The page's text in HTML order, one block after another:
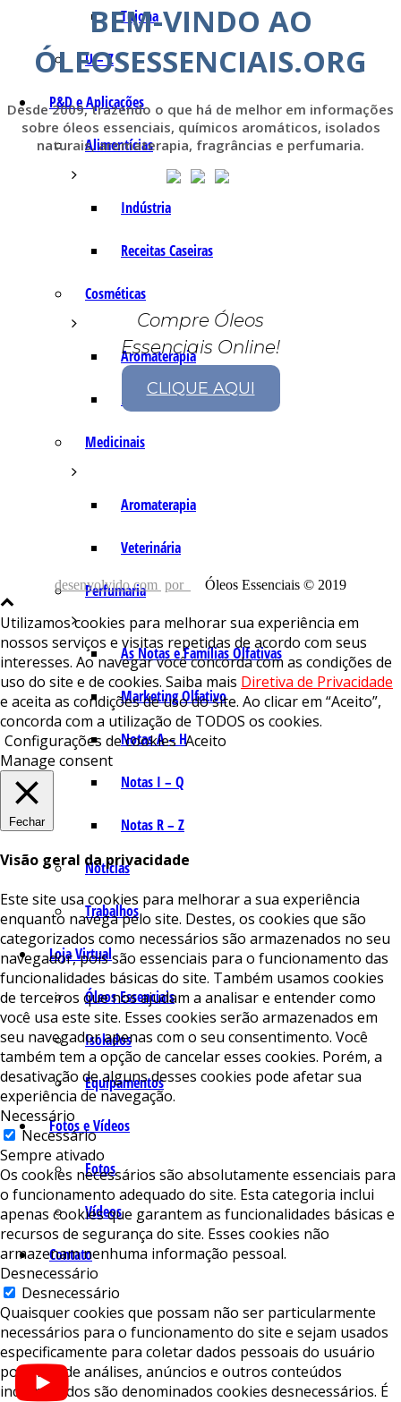
Tujona
U – Z
P&D e Aplicações
Alimentícias
Indústria
Receitas Caseiras
Cosméticas
Aromaterapia
Fórmulas Caseiras
Medicinais
Aromaterapia
Veterinária
Perfumaria
As Notas e Famílias Olfativas
Marketing Olfativo
Notas A – H
Notas I – Q
Notas R – Z
Notícias
Trabalhos
Loja Virtual
Óleos Essenciais
Isolados
Equipamentos
Fotos e Vídeos
Fotos
Vídeos
Contato
BEM-VINDO AO
ÓLEOSESSENCIAIS.ORG
Desde 2009, trazendo o que há de melhor em informações
sobre óleos essenciais, químicos aromáticos, isolados
naturais, aromaterapia, fragrâncias e perfumaria.
Compre Óleos
Essenciais Online!
CLIQUE AQUI
desenvolvido com por Óleos Essenciais © 2019
Utilizamos cookies para melhorar sua experiência em
nossos serviços e visitas repetidas de acordo com seus
interesses. Ao navegar você concorda com as condições de
uso do site e de cookies. Saiba mais Diretiva de Privacidade
e aceita as condições de uso do site. Ao clicar em “Aceito”,
concorda com a utilização de TODOS os cookies.
Configurações de cookies Aceito
Manage consent
Fechar
Visão geral da privacidade
Este site usa cookies para melhorar a sua experiência
enquanto navega pelo site. Destes, os cookies que são
categorizados como necessários são armazenados no seu
navegador, pois são essenciais para o funcionamento das
funcionalidades básicas do site. Também usamos cookies
de terceiros que nos ajudam a analisar e entender como
você usa este site. Esses cookies serão armazenados em
seu navegador apenas com o seu consentimento. Você
também tem a opção de cancelar esses cookies. Porém, a
desativação de alguns desses cookies pode afetar sua
experiência de navegação.
Necessário
Necessário
Sempre ativado
Os cookies necessários são absolutamente essenciais para
o funcionamento adequado do site. Esta categoria inclui
apenas cookies que garantem as funcionalidades básicas e
recursos de segurança do site. Esses cookies não
armazenam nenhuma informação pessoal.
Desnecessário
Desnecessário
Quaisquer cookies que possam não ser particularmente
necessários para o funcionamento do site e sejam usados ​​
especificamente para coletar dados pessoais do usuário
por meio de análises, anúncios e outros conteúdos
incorporados são denominados cookies desnecessários. É